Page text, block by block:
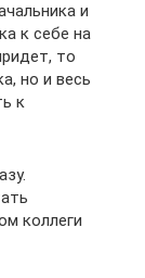
и
к себе на
то
но и весь
к
коллеги